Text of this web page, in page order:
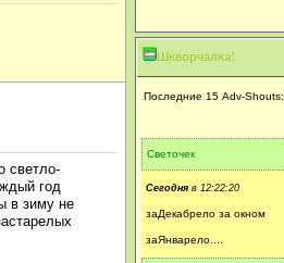
светло-
год
в зиму не
Шкворчалка!
Последние 15 Adv-Shouts:
Светочек
Сегодня в 12:22:20
заДекабрело за окном
заЯнварело....